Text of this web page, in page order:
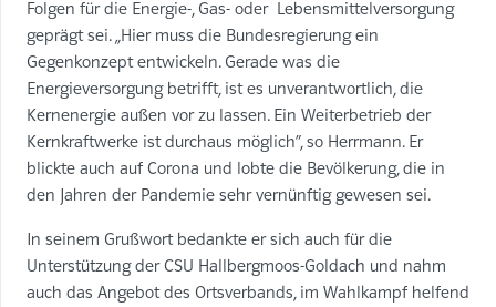
Folgen für die Energie-, Gas- oder
Lebensmittelversorgung
geprägt sei. „Hier muss die Bundesregierung ein
Gegenkonzept entwickeln. Gerade was die
Energieversorgung betrifft, ist es unverantwortlich, die
Kernenergie außen vor zu lassen. Ein Weiterbetrieb der
Kernkraftwerke ist durchaus möglich“, so Herrmann. Er
blickte auch auf Corona und lobte die Bevölkerung, die in
den Jahren der Pandemie sehr vernünftig gewesen sei.
In seinem Grußwort bedankte er sich auch für die
Unterstützung der CSU Hallbergmoos-Goldach und nahm
auch das Angebot des Ortsverbands, im Wahlkampf helfend